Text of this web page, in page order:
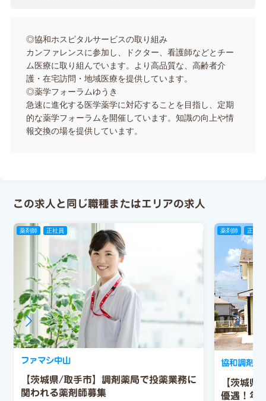
◎協和ホスピタルサービスの取り組み
カンファレンスに参加し、ドクター、看護師などとチー
ム医療に取り組んでいます。より高品質な、高齢者介
護・在宅訪問・地域医療を提供しています。
◎薬学フォーラムゆうき
急速に進化する医学薬学に対応することを目指し、定期
的な薬学フォーラムを開催しています。知識の向上や情
報交換の場を提供しています。
この求人と同じ職種またはエリアの求人
薬剤師 正社員
【茨城県/取手市】調剤薬局で投薬業務に
関われる薬剤師募集
ファマシ中山
薬剤師 正社員
【茨城県
優遇！年
協和調剤